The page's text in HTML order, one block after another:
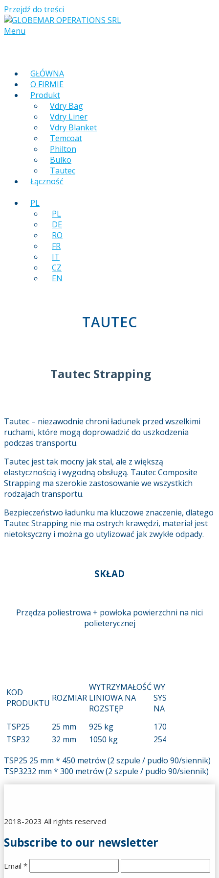
Przejdź do treści
Menu
GŁÓWNA
O FIRMIE
Produkt
Vdry Bag
Vdry Liner
Vdry Blanket
Temcoat
Philton
Bulko
Tautec
Łączność
PL
PL
DE
RO
FR
IT
CZ
EN
TAUTEC
Tautec Strapping
Tautec – niezawodnie chroni ładunek przed wszelkimi
ruchami, które mogą doprowadzić do uszkodzenia
podczas transportu.
Tautec jest tak mocny jak stal, ale z większą
elastycznością i wygodną obsługą. Tautec Composite
Strapping ma szerokie zastosowanie we wszystkich
rodzajach transportu.
Bezpieczeństwo ładunku ma kluczowe znaczenie, dlatego
Tautec Strapping nie ma ostrych krawędzi, materiał jest
nietoksyczny i można go utylizować jak zwykłe odpady.
SKŁAD
Przędza poliestrowa + powłoka powierzchni na nici
polieterycznej
KOD
PRODUKTU ROZMIAR
WYTRZYMAŁOŚĆ
LINIOWA NA
ROZSTĘP
WYTRZYMAŁOŚĆ
SYSTEMOWA
NA ROZSTĘP
TSP25
25 mm 925 kg 1703 kg
TSP32
32 mm 1050 kg 2549 kg
TSP25 25 mm * 450 metrów (2 szpule / pudło 90/siennik)
TSP3232 mm * 300 metrów (2 szpule / pudło 90/siennik)
2018-2023 All rights reserved
Subscribe to our newsletter
Email *